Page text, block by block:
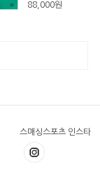
88,000원
스매싱스포츠 인스타